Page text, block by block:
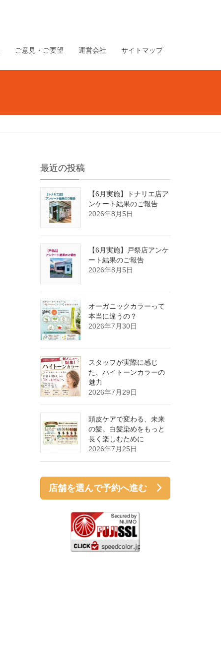
ご意見・ご要望 運営会社 サイトマップ
最近の投稿
【6月実施】トナリエ店ア
ンケート結果のご報告
2026年8月5日
【6月実施】戸祭店アンケ
ート結果のご報告
2026年8月5日
オーガニックカラーって
本当に違うの？
2026年7月30日
スタッフが実際に感じ
た、ハイトーンカラーの
魅力
2026年7月29日
頭皮ケアで変わる、未来
の髪。白髪染めをもっと
長く楽しむために
2026年7月25日
店舗を選んで予約へ進む